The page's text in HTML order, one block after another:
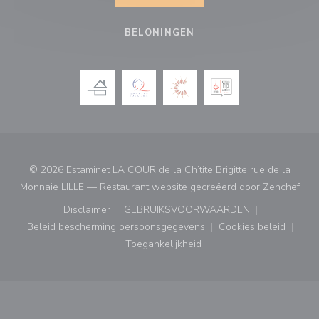
BELONINGEN
© 2026 Estaminet LA COUR de la Ch’tite Brigitte rue de la
Monnaie LILLE — Restaurant website gecreëerd door Zenchef
Disclaimer
((opent in een nieuw venster))
GEBRUIKSVOORWAARDEN
((opent in een nieuw
Beleid bescherming persoonsgegevens
((opent in een nieuw venster))
Cookies beleid
((opent in
Toegankelijkheid
((opent in een nieuw venster))